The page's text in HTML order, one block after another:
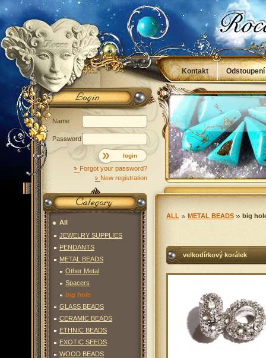
ALL METAL BEADS big
velkodírkový korálek
All
JEWELRY SUPPLIES
PENDANTS
METAL BEADS
Other Metal
Spacers
big hole
GLASS BEADS
CERAMIC BEADS
ETHNIC BEADS
EXOTIC SEEDS
WOOD BEADS
Kontakt
Obchodní podmínky
Name
Password
login
Forgot your password?
New registration